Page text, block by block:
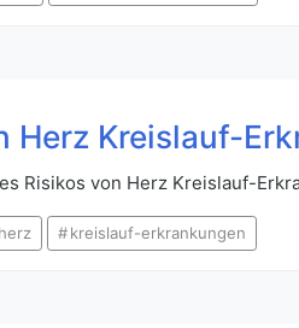
Herz Kreislauf-
Risikos von Herz Kreislauf-
herz kreislauf-erkrankungen